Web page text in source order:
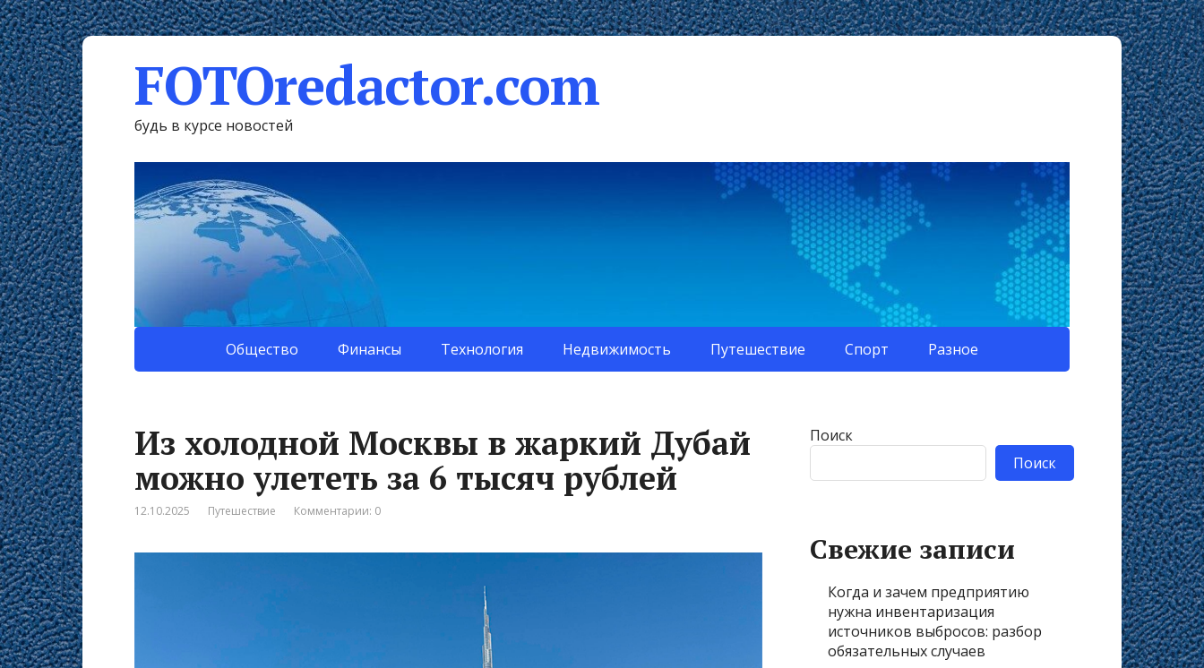
FOTOredactor.com
будь в курсе новостей
Общество Финансы Технология Недвижимость Путешествие Спорт Разное
Из холодной Москвы в жаркий Дубай
можно улететь за 6 тысяч рублей
12.10.2025 Путешествие Комментарии: 0
Поиск
Поиск
Свежие записи
Когда и зачем предприятию
нужна инвентаризация
источников выбросов: разбор
обязательных случаев